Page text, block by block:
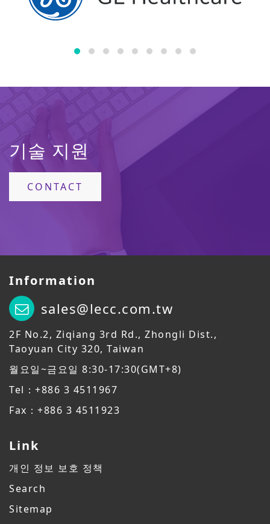
기술 지원
CONTACT
Information
sales@lecc.com.tw
2F No.2, Ziqiang 3rd Rd., Zhongli Dist.,
Taoyuan City 320, Taiwan
월요일~금요일 8:30-17:30(GMT+8)
Tel：+886 3 4511967
Fax：+886 3 4511923
Link
개인 정보 보호 정책
Search
Sitemap